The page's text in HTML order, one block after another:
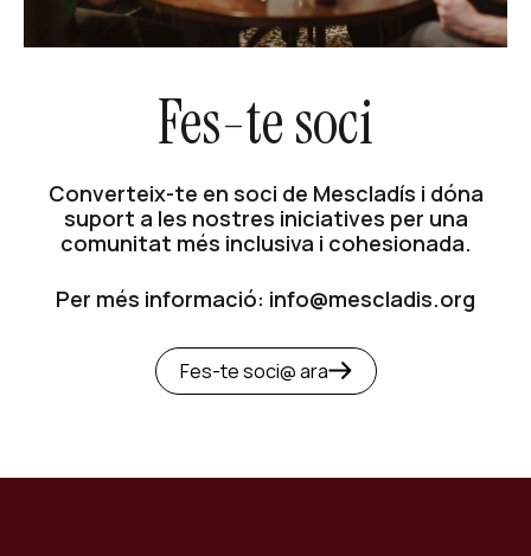
Fes-te soci
Converteix-te en soci de Mescladís i dóna
suport a les nostres iniciatives per una
comunitat més inclusiva i cohesionada.
Per més informació: info@mescladis.org
Fes-te soci@ ara